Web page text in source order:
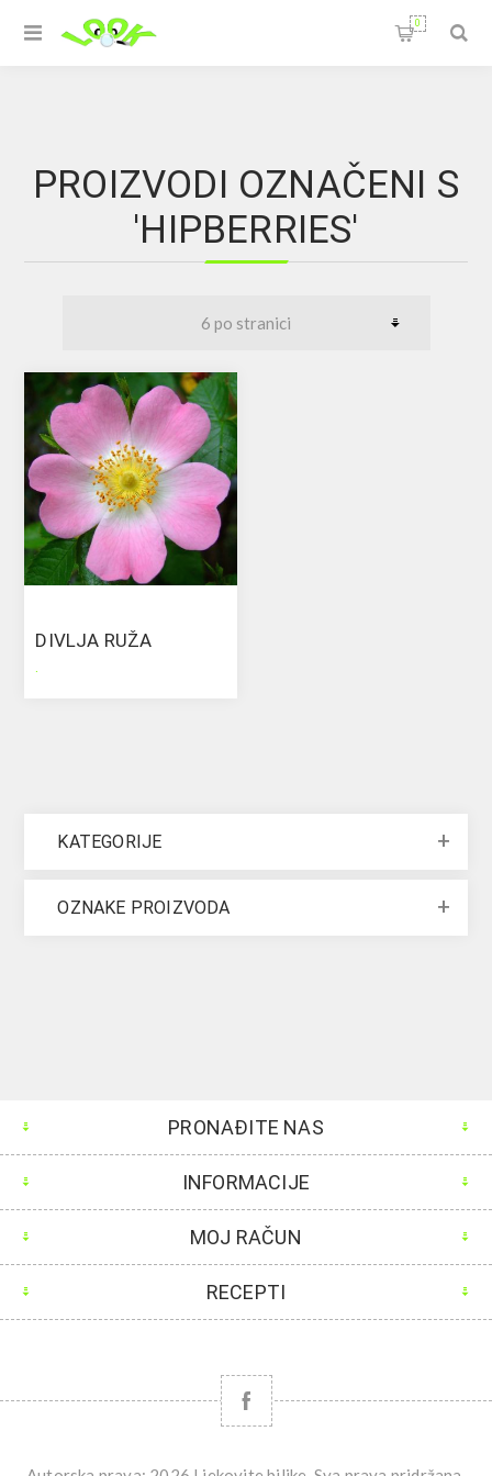
0
PROIZVODI OZNAČENI S
'HIPBERRIES'
DIVLJA RUŽA
KATEGORIJE
OZNAKE PROIZVODA
PRONAĐITE NAS
INFORMACIJE
MOJ RAČUN
RECEPTI